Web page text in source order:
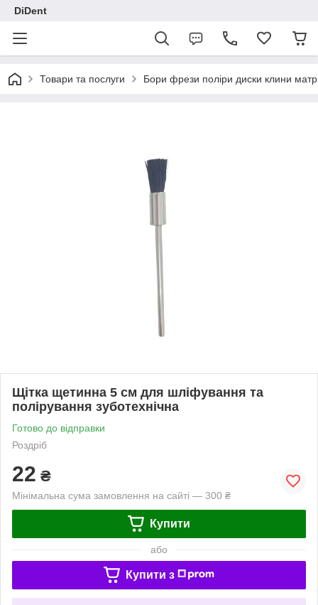
DiDent
Товари та послуги Бори фрези поліри диски клини
Щітка щетинна 5 см для шліфування та
полірування зуботехнічна
Готово до відправки
Роздріб
22 ₴
Мінімальна сума замовлення на сайті — 300 ₴
Купити
або
Купити з